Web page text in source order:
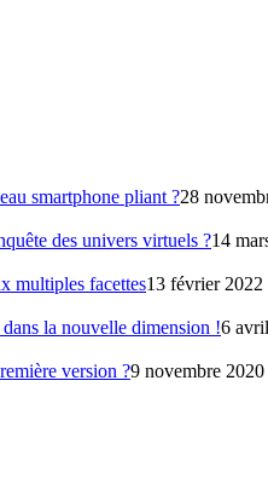
smartphone pliant ?28
des univers virtuels ?14
multiples facettes13 février
la nouvelle dimension !6
version ?9 novembre